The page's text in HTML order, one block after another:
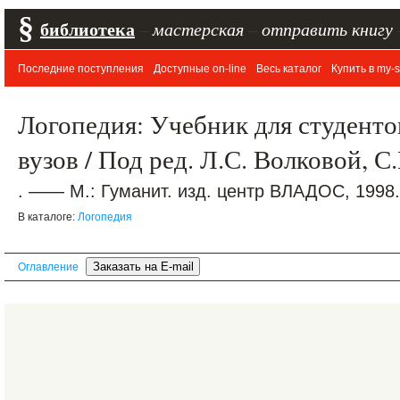
§ библиотека мастерская отправить книгу
Последние поступления Доступные on-line Весь каталог Купить в my-
Логопедия: Учебник для
вузов / Под ред. Л.С. Волковой,
. —— М.: Гуманит. изд. центр ВЛАДОС,
В каталоге: Логопедия
Оглавление